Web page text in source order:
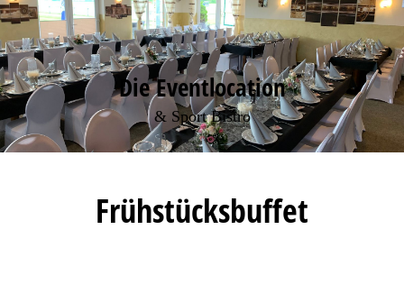
Die Eventlocation
& Sport Bistro
Frühstücksbuffet